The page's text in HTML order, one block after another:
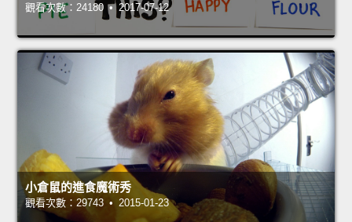
觀看次數：24180 • 2017-07-12
小倉鼠的進食魔術秀
觀看次數：29743 • 2015-01-23